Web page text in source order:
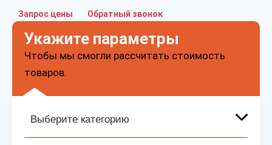
Запрос цены Обратный звонок
Укажите параметры
Чтобы мы смогли рассчитать стоимость
товаров.